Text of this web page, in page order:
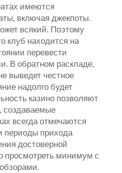
имеются
включая джекпоты.
всякий. Поэтому
клуб находится на
перевести
В обратном раскладе,
выведет честное
надолго будет
казино позволяют
создаваемые
всегда отмечаются
периоды прихода
достоверной
просмотреть минимум с